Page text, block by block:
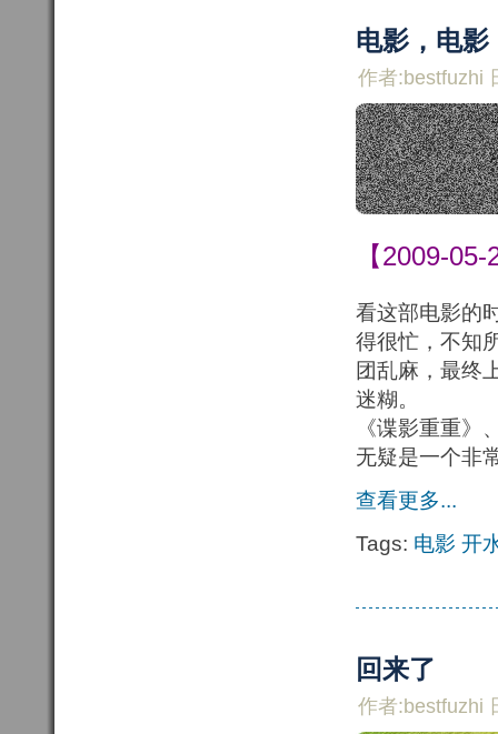
电影，电影
作者:bestfuzhi
【2009-
看这部电影的
得很忙，不知
团乱麻，最终
迷糊。
《谍影重重
无疑是一个非
查看更多...
Tags: 电影 开
回来了
作者:bestfuzhi